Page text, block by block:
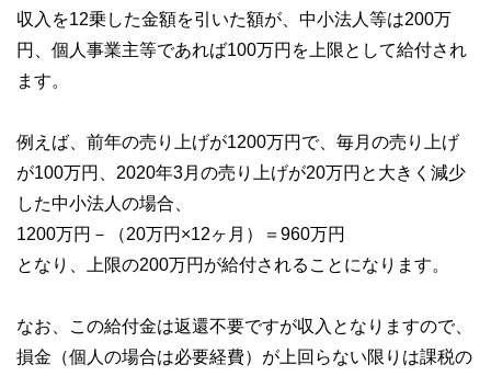
収入を12乗した金額を引いた額が、中小法人等は200万
円、個人事業主等であれば100万円を上限として給付され
ます。
例えば、前年の売り上げが1200万円で、毎月の売り上げ
が100万円、2020年3月の売り上げが20万円と大きく減少
した中小法人の場合、
1200万円－（20万円×12ヶ月）＝960万円
となり、上限の200万円が給付されることになります。
なお、この給付金は返還不要ですが収入となりますので、
損金（個人の場合は必要経費）が上回らない限りは課税の